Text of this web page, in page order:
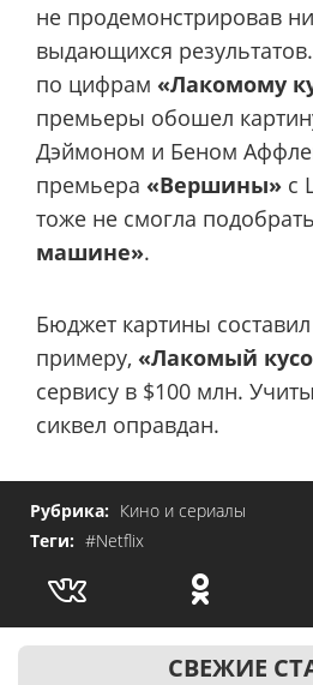
не продемонстрировав
выдающихся
по цифрам «Лакомому
премьеры обошел
Дэймоном и Беном
премьера «Вершины» с
тоже не смогла
машине».
Бюджет картины
примеру, «Лакомый
сервису в $100 млн.
сиквел оправдан.
Рубрика: Кино и сериалы
Теги: #Netflix
СВЕЖИЕ